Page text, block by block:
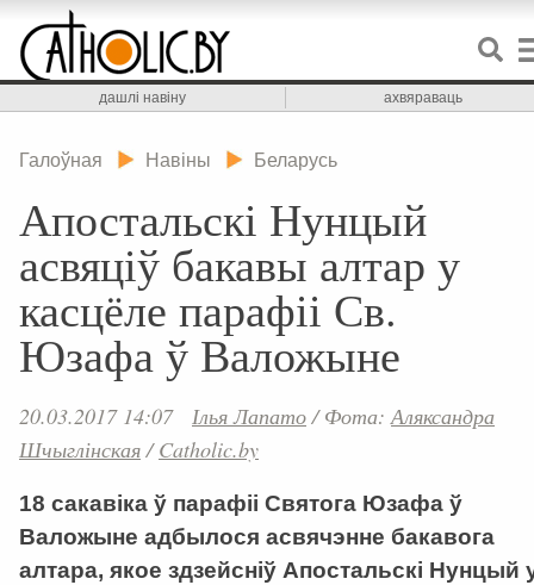
дашлі навіну ахвяраваць
Галоўная Навіны Беларусь
Апостальскі Нунцый
асвяціў бакавы алтар у
касцёле парафіі Св.
Юзафа ў Валожыне
20.03.2017 14:07 Ілья Лапато/Фота:Аляксандра
Шчыглінская/Catholic.by
18 сакавіка ў парафіі Святога Юзафа ў
Валожыне адбылося асвячэнне бакавога
алтара, якое здзейсніў Апостальскі Нунцый